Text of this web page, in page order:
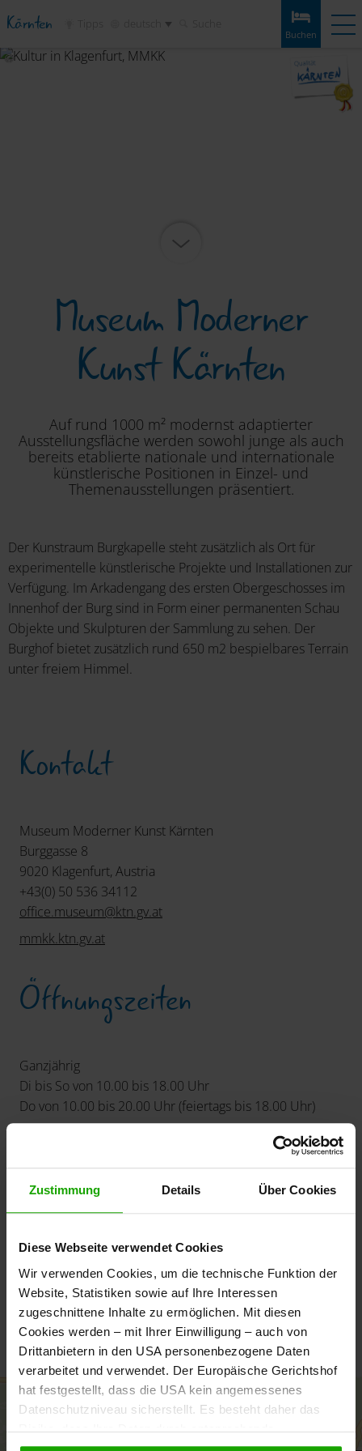
Zustimmung Details Über Cookies
Diese Webseite verwendet Cookies
Wir verwenden Cookies, um die technische Funktion der
Website, Statistiken sowie auf Ihre Interessen
zugeschnittene Inhalte zu ermöglichen. Mit diesen
Cookies werden – mit Ihrer Einwilligung – auch von
Drittanbietern in den USA personenbezogene Daten
verarbeitet und verwendet. Der Europäische Gerichtshof
hat festgestellt, dass die USA kein angemessenes
Datenschutzniveau sicherstellt. Es besteht daher das
Risiko, dass Ihre Daten durch entsprechende
Anordnungen gegenüber den Drittanbietern (z.B. Google,
Kärnten Buchen
Museum Moderner
Kunst Kärnten
Auf rund 1000 m² modernst adaptierter
Ausstellungsfläche werden sowohl junge als auch
bereits etablierte nationale und internationale
künstlerische Positionen in Einzel- und
Themenausstellungen präsentiert.
Der Kunstraum Burgkapelle steht zusätzlich als Ort für
experimentelle künstlerische Projekte und Installationen zur
Verfügung. Im Arkadengang des ersten Obergeschosses im
Innenhof der Burg sind in Form einer permanenten Schau
Objekte und Skulpturen der Sammlung zu sehen. Der
Burghof bietet zusätzlich rund 650 m2 bespielbares Terrain
unter freiem Himmel.
Kontakt
Museum Moderner Kunst Kärnten
Burggasse 8
9020 Klagenfurt, Austria
+43(0) 50 536 34112
office.museum@ktn.gv.at
mmkk.ktn.gv.at
Öffnungszeiten
Ganzjährig
Di bis So von 10.00 bis 18.00 Uhr
Do von 10.00 bis 20.00 Uhr (feiertags bis 18.00 Uhr)
Tipps und Infos
StudentInnenmittwoch:
Jeden Mittwoch freier Eintritt für Studierende bis 24
Jahre (mit gültigem StudentInnenausweis)
Barrierefrei!
+